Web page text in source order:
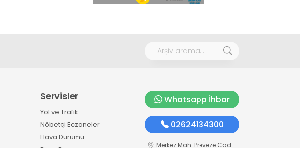
Servisler
Yol ve Trafik
Nöbetçi Eczaneler
Hava Durumu
Whatsapp İhbar
02624134300
Merkez Mah. Preveze Cad.